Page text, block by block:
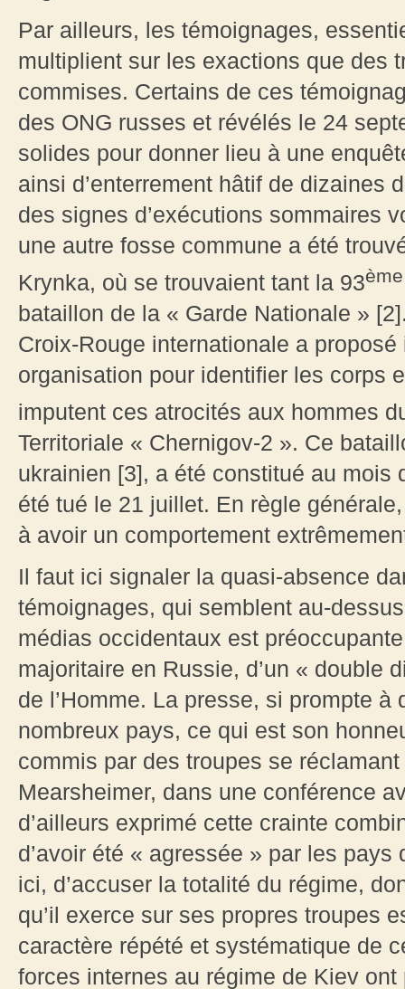
Par ailleurs, les témoignages,
multiplient sur les exactions que des
commises. Certains de ces
des ONG russes et révélés le 24
solides pour donner lieu à une
ainsi d’enterrement hâtif de dizaines
des signes d’exécutions sommaires
une autre fosse commune a été
Krynka, où se trouvaient tant la 93ème
bataillon de la « Garde Nationale »
Croix-Rouge internationale a
organisation pour identifier les corps
imputent ces atrocités aux hommes
Territoriale « Chernigov-2 ». Ce
ukrainien [3], a été constitué au mois
été tué le 21 juillet. En règle
à avoir un comportement
Il faut ici signaler la quasi-absence
témoignages, qui semblent au-
médias occidentaux est
majoritaire en Russie, d’un « double
de l’Homme. La presse, si prompte
nombreux pays, ce qui est son
commis par des troupes se
Mearsheimer, dans une conférence
d’ailleurs exprimé cette crainte
d’avoir été « agressée » par les pays
ici, d’accuser la totalité du régime,
qu’il exerce sur ses propres troupes
caractère répété et systématique de
forces internes au régime de Kiev